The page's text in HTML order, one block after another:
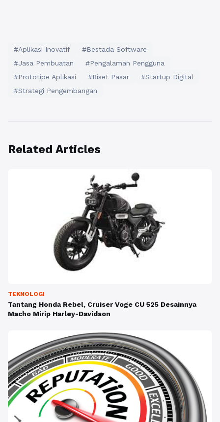
#Aplikasi Inovatif
#Bestada Software
#Jasa Pembuatan
#Pengalaman Pengguna
#Prototipe Aplikasi
#Riset Pasar
#Startup Digital
#Strategi Pengembangan
Related Articles
TEKNOLOGI
Tantang Honda Rebel, Cruiser Voge CU 525 Desainnya
Macho Mirip Harley-Davidson